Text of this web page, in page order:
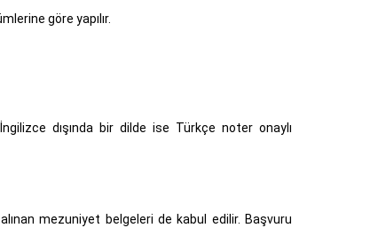
göre yapılır.
dışında bir dilde ise Türkçe noter onaylı
mezuniyet belgeleri de kabul edilir. Başvuru